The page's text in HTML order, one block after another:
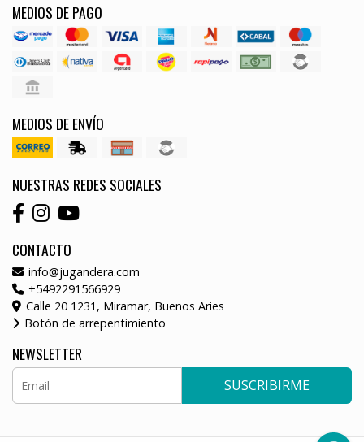
MEDIOS DE PAGO
MEDIOS DE ENVÍO
NUESTRAS REDES SOCIALES
CONTACTO
info@jugandera.com
+5492291566929
Calle 20 1231, Miramar, Buenos Aries
Botón de arrepentimiento
NEWSLETTER
SUSCRIBIRME